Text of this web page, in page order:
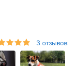
3 отзывов
ошейник,
данные